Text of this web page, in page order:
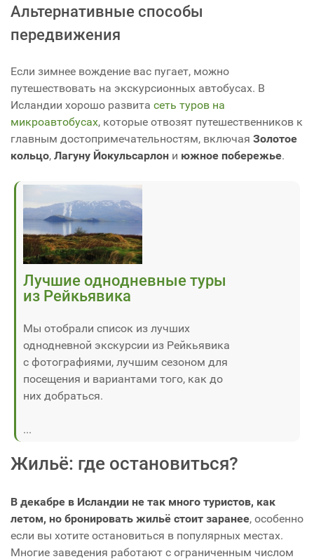
Альтернативные способы
передвижения
Если зимнее вождение вас пугает, можно
путешествовать на экскурсионных автобусах. В
Исландии хорошо развита сеть туров на
микроавтобусах, которые отвозят путешественников к
главным достопримечательностям, включая Золотое
кольцо, Лагуну Йокульсарлон и южное побережье.
Лучшие однодневные туры
из Рейкьявика
Мы отобрали список из лучших
однодневной экскурсии из Рейкьявика
с фотографиями, лучшим сезоном для
посещения и вариантами того, как до
них добраться.
...
Жильё: где остановиться?
В декабре в Исландии не так много туристов, как
летом, но бронировать жильё стоит заранее, особенно
если вы хотите остановиться в популярных местах.
Многие заведения работают с ограниченным числом